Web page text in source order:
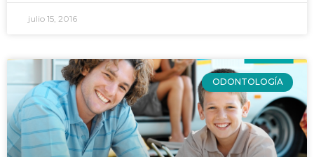
julio 15, 2016
ODONTOLOGÍA